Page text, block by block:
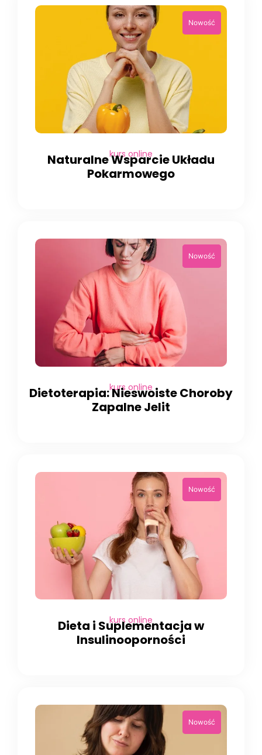
kurs online
Naturalne Wsparcie Układu
Pokarmowego
kurs online
Dietoterapia: Nieswoiste Choroby
Zapalne Jelit
kurs online
Dieta i Suplementacja w
Insulinooporności